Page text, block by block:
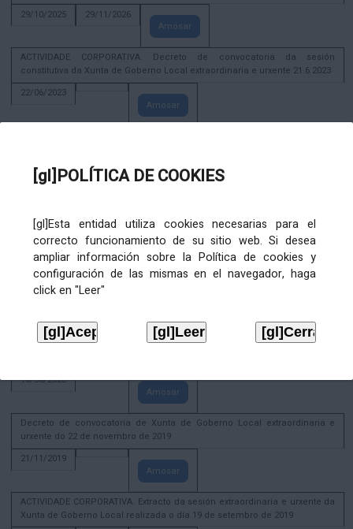
[gl]POLÍTICA DE COOKIES
[gl]Esta entidad utiliza cookies necesarias para el
correcto funcionamiento de su sitio web. Si desea
ampliar información sobre la Política de cookies y
configuración de las mismas en el navegador, haga
click en "Leer"
29/10/2025
29/11/2026
Amosar
ACTIVIDADE CORPORATIVA. Decreto de convocatoria da sesión
constitutiva da Xunta de Goberno Local extraordinaria e urxente 21.6.2023
22/06/2023
Amosar
Amosar
28/12/2020
Amosar
ACTIVIDADE CORPORATIVA. Extracto do Pleno ordinario de data 2.7.2020
ACTIVIDADE CORPORATIVA. Extracto da Xunta de Goberno Local de 17 de
18/06/2020
Amosar
Decreto de convocatoria de Xunta de Goberno Local extraordinaria e
urxente do 22 de novembro de 2019
21/11/2019
Amosar
ACTIVIDADE CORPORATIVA. Extracto da sesión extraordinaria e urxente da
Xunta de Goberno Local realizada o día 19 de setembro de 2019